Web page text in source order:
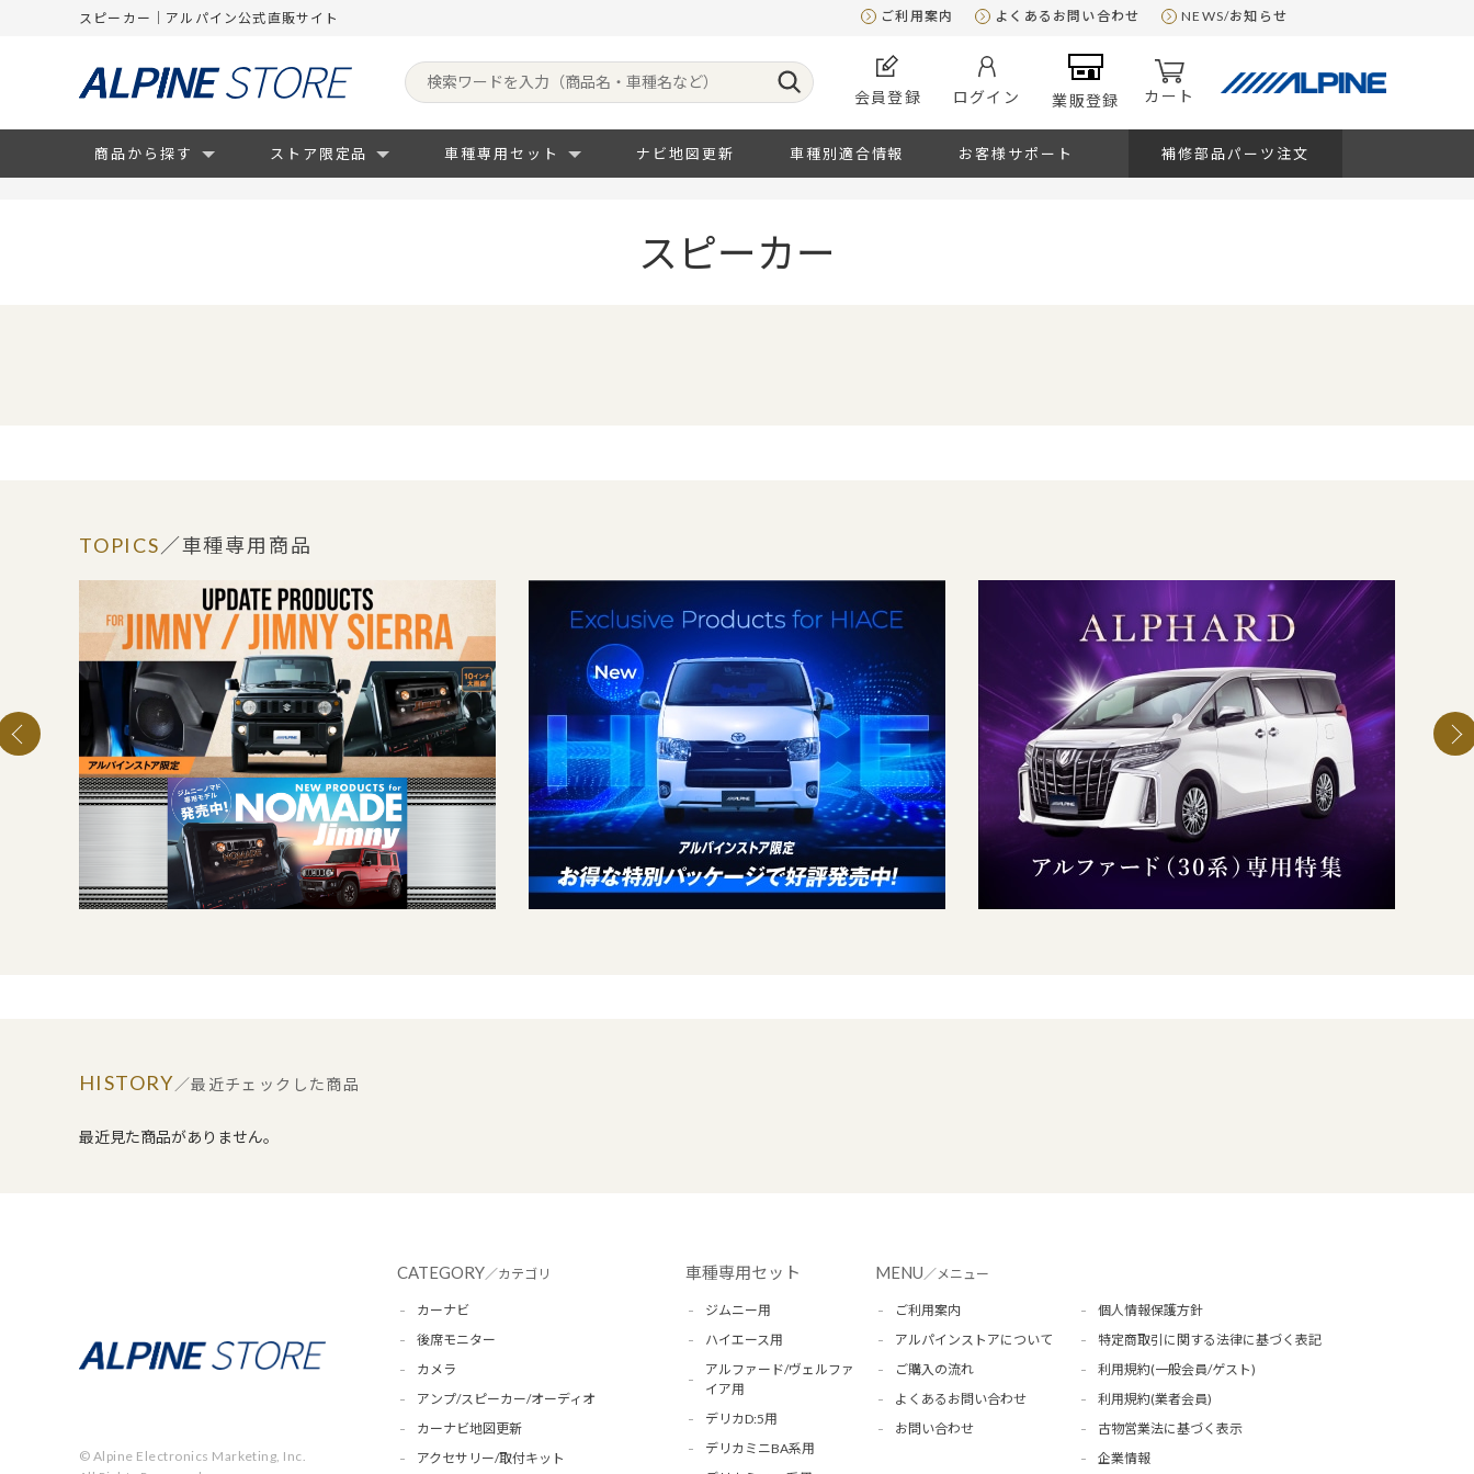
スピーカー｜アルパイン公式直販サイト ご利用案内 よくあるお問い合わせ NEWS/お知らせ
会員登録 ログイン 業販登録 カート
商品から探す ストア限定品 車種専用セット ナビ地図更新 車種別適合情報 お客様サポート 補修部品パーツ注文
スピーカー
TOPICS ／車種専用商品
HISTORY／最近チェックした商品
最近見た商品がありません。
© Alpine Electronics Marketing, Inc.
CATEGORY／カテゴリ
カーナビ
後席モニター
カメラ
アンプ/スピーカー/オーディオ
カーナビ地図更新
アクセサリー/取付キット
車種専用セット
ジムニー用
ハイエース用
アルファード/ヴェルファ
イア用
デリカD:5用
デリカミニBA系用
MENU／メニュー
ご利用案内
アルパインストアについて
ご購入の流れ
よくあるお問い合わせ
お問い合わせ
個人情報保護方針
特定商取引に関する法律に基づく表記
利用規約(一般会員/ゲスト)
利用規約(業者会員)
古物営業法に基づく表示
企業情報